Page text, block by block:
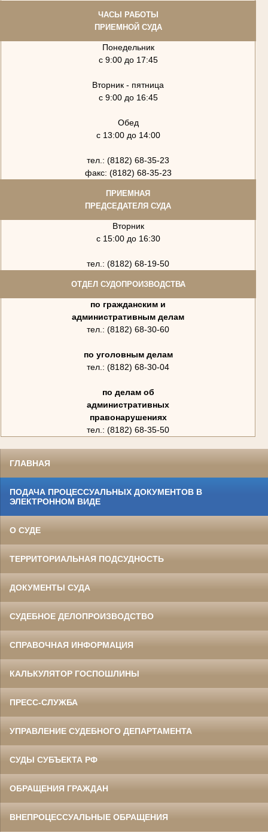
ЧАСЫ РАБОТЫ
ПРИЕМНОЙ СУДА
Понедельник
с 9:00 до 17:45
Вторник - пятница
с 9:00 до 16:45
Обед
с 13:00 до 14:00
тел.: (8182) 68-35-23
факс: (8182) 68-35-23
ПРИЕМНАЯ
ПРЕДСЕДАТЕЛЯ СУДА
Вторник
с 15:00 до 16:30
тел.: (8182) 68-19-50
ОТДЕЛ СУДОПРОИЗВОДСТВА
по гражданским и
административным делам
тел.: (8182) 68-30-60
по уголовным делам
тел.: (8182) 68-30-04
по делам об
административных
правонарушениях
тел.: (8182) 68-35-50
ГЛАВНАЯ
ПОДАЧА ПРОЦЕССУАЛЬНЫХ ДОКУМЕНТОВ В
ЭЛЕКТРОННОМ ВИДЕ
О СУДЕ
ТЕРРИТОРИАЛЬНАЯ ПОДСУДНОСТЬ
ДОКУМЕНТЫ СУДА
СУДЕБНОЕ ДЕЛОПРОИЗВОДСТВО
СПРАВОЧНАЯ ИНФОРМАЦИЯ
КАЛЬКУЛЯТОР ГОСПОШЛИНЫ
ПРЕСС-СЛУЖБА
УПРАВЛЕНИЕ СУДЕБНОГО ДЕПАРТАМЕНТА
СУДЫ СУБЪЕКТА РФ
ОБРАЩЕНИЯ ГРАЖДАН
ВНЕПРОЦЕССУАЛЬНЫЕ ОБРАЩЕНИЯ